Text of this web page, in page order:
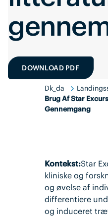
DOWNLOAD PDF
Dk_da
Brug Af Star
Gennemgang
Kontekst:Star
kliniske og
og øvelse af
differentiere
og induceret